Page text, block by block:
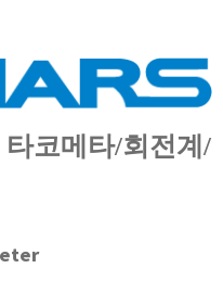
코메타/회전계/